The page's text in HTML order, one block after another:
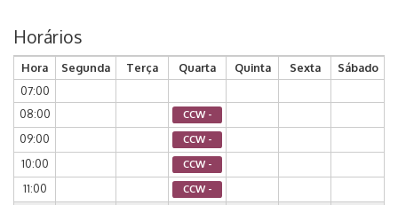
Horários
Hora Segunda Terça Quarta Quinta Sexta
Sábado
07:00
08:00
CCW -
09:00 CCW -
10:00 CCW -
11:00 CCW -